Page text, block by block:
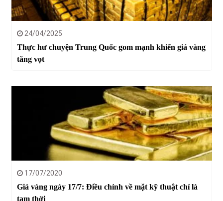
24/04/2025
Thực hư chuyện Trung Quốc gom mạnh khiến giá vàng
tăng vọt
17/07/2020
Giá vàng ngày 17/7: Điều chỉnh về mặt kỹ thuật chỉ là
tạm thời